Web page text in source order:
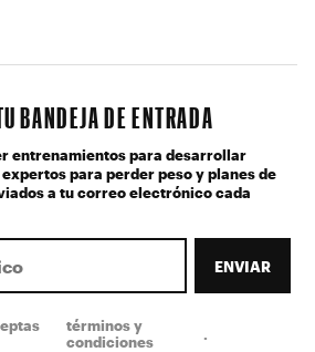
BANDEJA DE ENTRADA
entrenamientos para desarrollar
para perder peso y planes de
a tu correo electrónico cada
ENVIAR
términos y
condiciones